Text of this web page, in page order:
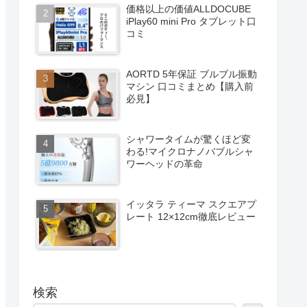
価格以上の価値ALLDOCUBE
iPlay60 mini Pro タブレット口
コミ
AORTD 5年保証 ブルブル振動
マシン 口コミまとめ【購入前
必見】
シャワータイムが驚くほど変
わる!マイクロナノバブルシャ
ワーヘッドの革命
イッタラ ティーマ スクエアプ
レート 12×12cm徹底レビュー
検索